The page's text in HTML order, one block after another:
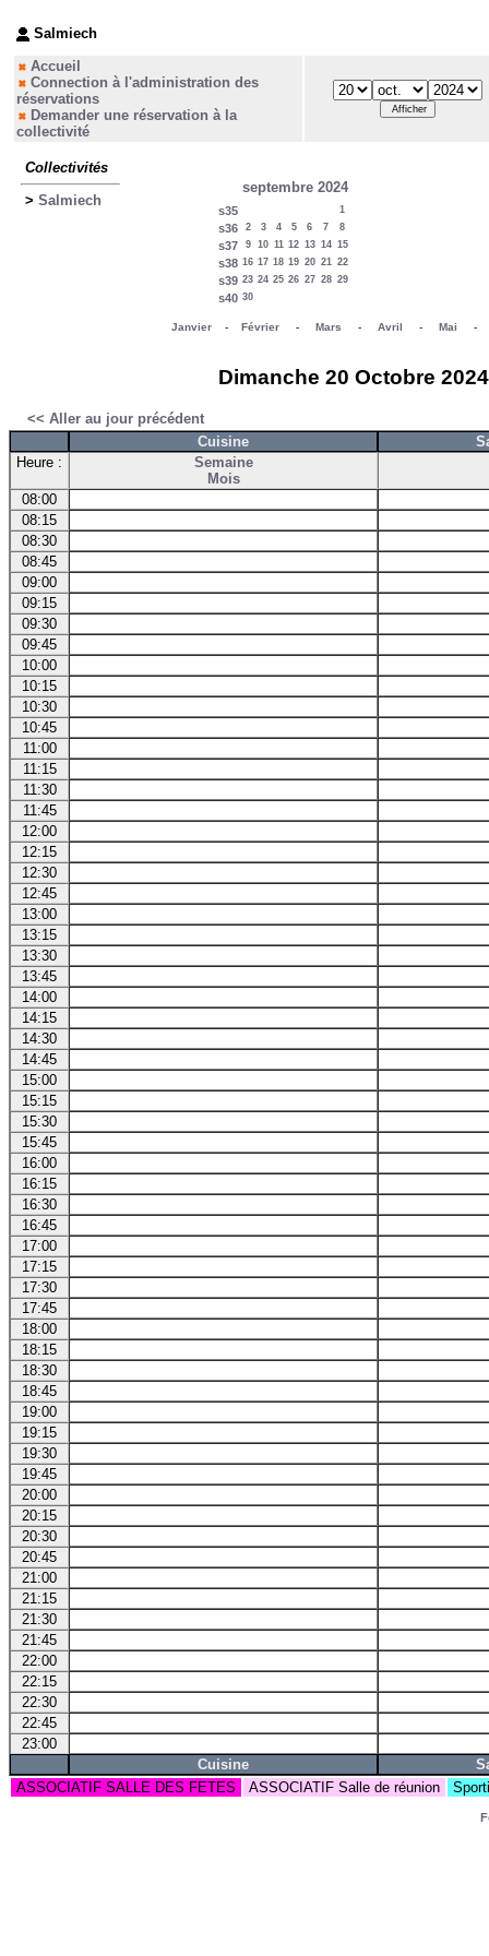
Salmiech
Accueil
Connection à l'administration des
réservations
Demander une réservation à la
collectivité
Collectivités
> Salmiech
septembre 2024
s35 1
s36 2 3 4 5 6 7 8
s37 9 10 11 12 13 14 15
s38 16 17 18 19 20 21 22
s39 23 24 25 26 27 28 29
s40 30
Janvier- Février- Mars - Avril - Mai
Dimanche 20 Octobre
<< Aller au jour précédent
Cuisine
Heure :
Semaine
Mois
08:00
08:15
08:30
08:45
09:00
09:15
09:30
09:45
10:00
10:15
10:30
10:45
11:00
11:15
11:30
11:45
12:00
12:15
12:30
12:45
13:00
13:15
13:30
13:45
14:00
14:15
14:30
14:45
15:00
15:15
15:30
15:45
16:00
16:15
16:30
16:45
17:00
17:15
17:30
17:45
18:00
18:15
18:30
18:45
19:00
19:15
19:30
19:45
20:00
20:15
20:30
20:45
21:00
21:15
21:30
21:45
22:00
22:15
22:30
22:45
23:00
Cuisine
ASSOCIATIF SALLE DES FETES
ASSOCIATIF Salle de réunion